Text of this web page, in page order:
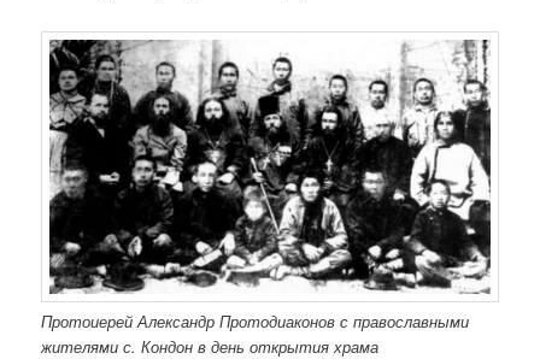
Протоиерей Александр Протодиаконов с православными
жителями с. Кондон в день открытия храма